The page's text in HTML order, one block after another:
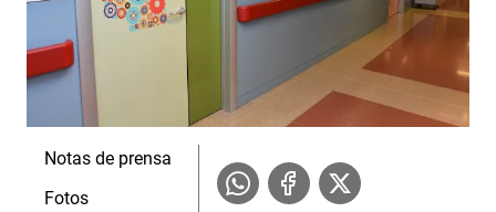
Notas de prensa
Fotos